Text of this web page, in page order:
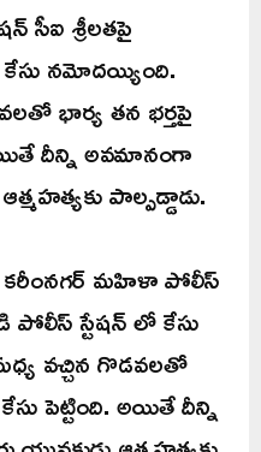
సీఐ శ్రీలతపై
నమోదయ్యింది.
భార్య తన భర్తపై
దీన్ని అవమానంగా
పాల్పడ్డాడు.
కరీంనగర్ మహిళా పోలీస్
పోలీస్ స్టేషన్ లో కేసు
వచ్చిన గొడవలతో
పెట్టింది. అయితే దీన్ని